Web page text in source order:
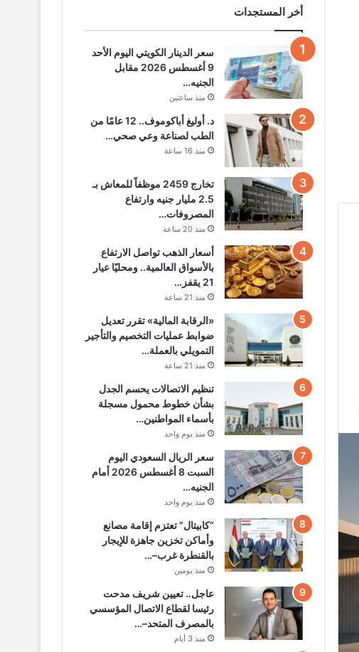
أخر المستجدات
سعر الدينار الكويتي اليوم الأحد
9 أغسطس 2026 مقابل
الجنيه…
منذ ساعتين
د. أوليغ أباكوموف.. 12 عامًا من
الطب لصناعة وعي صحي…
منذ 16 ساعة
تخارج 2459 موظفاً للمعاش بـ
2.5 مليار جنيه وارتفاع
المصروفات…
منذ 20 ساعة
أسعار الذهب تواصل الارتفاع
بالأسواق العالمية.. ومحليًا عيار
21 يقفز…
منذ 21 ساعة
«الرقابة المالية» تقرر تعديل
ضوابط عمليات التخصيم والتأجير
التمويلي بالعملة…
منذ 21 ساعة
تنظيم الاتصالات يحسم الجدل
بشأن خطوط محمول مسجلة
بأسماء المواطنين…
منذ يوم واحد
سعر الريال السعودي اليوم
السبت 8 أغسطس 2026 أمام
الجنيه…
منذ يوم واحد
“كابيتال” تعتزم إقامة مصانع
وأماكن تخزين جاهزة للإيجار
بالقنطرة غرب–…
منذ يومين
عاجل.. تعيين شريف مدحت
رئيسا لقطاع الاتصال المؤسسي
بالمصرف المتحد–…
منذ 3 أيام